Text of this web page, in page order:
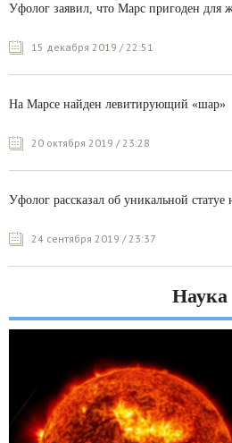
Уфолог заявил, что Марс пригоден для
15 декабря 2019 / 22:51
На Марсе найден левитирующий «шар»
20 октября 2019 / 23:28
Уфолог рассказал об уникальной
24 сентября 2019 / 23:37
Наука